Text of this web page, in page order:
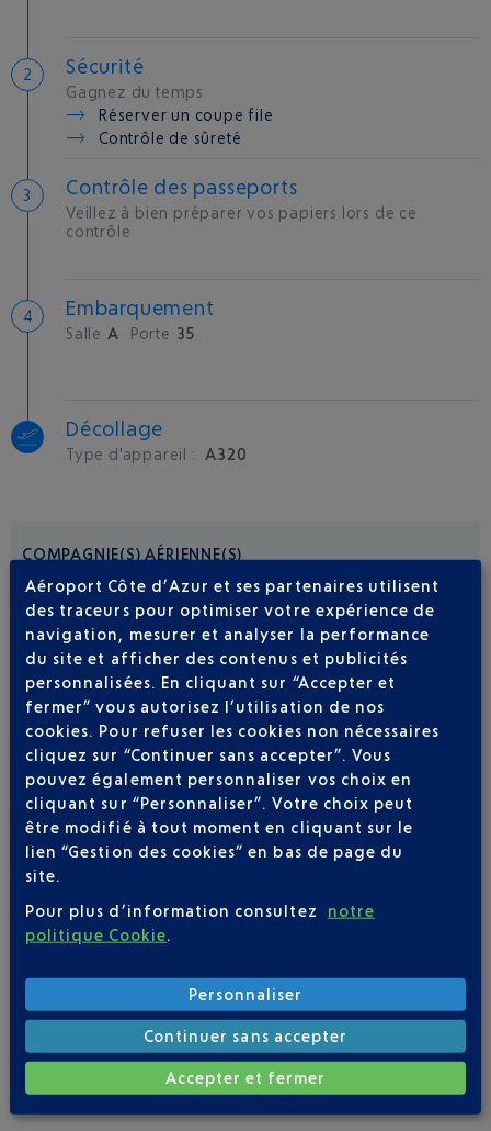
Sécurité
Gagnez du temps
Réserver un coupe file
Contrôle de sûreté
Contrôle des passeports
Veillez à bien préparer vos papiers lors de ce
contrôle
Embarquement
Salle A Porte 35
Décollage
Type d'appareil : A320
COMPAGNIE(S) AÉRIENNE(S)
VUELING
01 848 869 48
IBERIA
0 825 800 965
LATAM AIRLINES CHILE
QATAR AIRWAYS
04 88 91 07 26
toutes les évolutions
pour ce vol
SUIVRE CE VOL
Aéroport Côte d’Azur et ses partenaires utilisent
des traceurs pour optimiser votre expérience de
navigation, mesurer et analyser la performance
du site et afficher des contenus et publicités
personnalisées. En cliquant sur “Accepter et
fermer” vous autorisez l’utilisation de nos
cookies. Pour refuser les cookies non nécessaires
cliquez sur “Continuer sans accepter”. Vous
pouvez également personnaliser vos choix en
cliquant sur “Personnaliser”. Votre choix peut
être modifié à tout moment en cliquant sur le
lien “Gestion des cookies” en bas de page du
site.
Pour plus d’information consultez
notre
politique Cookie
Personnaliser
Continuer sans accepter
Accepter et fermer